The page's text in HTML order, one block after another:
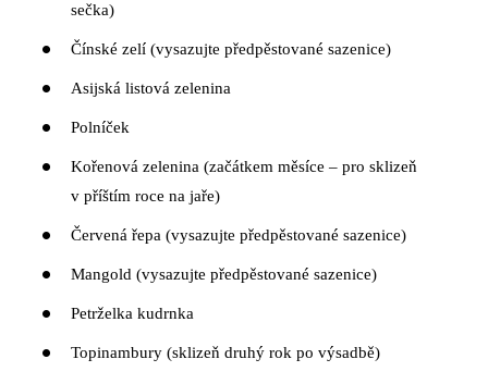
sečka)
Čínské zelí (vysazujte předpěstované sazenice)
Asijská listová zelenina
Polníček
Kořenová zelenina (začátkem měsíce – pro sklizeň
v příštím roce na jaře)
Červená řepa (vysazujte předpěstované sazenice)
Mangold (vysazujte předpěstované sazenice)
Petrželka kudrnka
Topinambury (sklizeň druhý rok po výsadbě)